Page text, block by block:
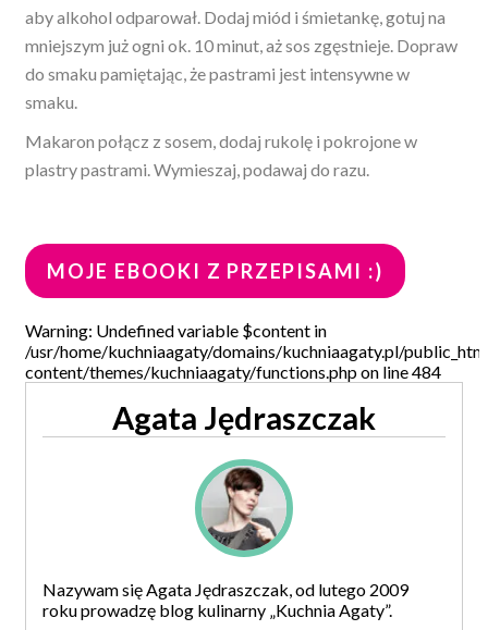
aby alkohol odparował. Dodaj miód i śmietankę, gotuj na
mniejszym już ogni ok. 10 minut, aż sos zgęstnieje. Dopraw
do smaku pamiętając, że pastrami jest intensywne w
smaku.
Makaron połącz z sosem, dodaj rukolę i pokrojone w
plastry pastrami. Wymieszaj, podawaj do razu.
MOJE EBOOKI Z PRZEPISAMI :)
Warning: Undefined variable $content in
/usr/home/kuchniaagaty/domains/kuchniaagaty.pl/
content/themes/kuchniaagaty/functions.php on line 484
Agata Jędraszczak
Nazywam się Agata Jędraszczak, od lutego 2009
roku prowadzę blog kulinarny „Kuchnia Agaty”.